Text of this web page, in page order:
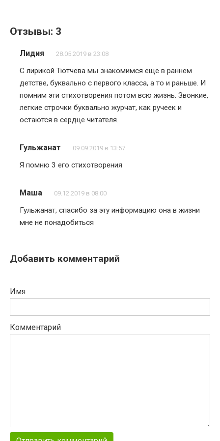
Отзывы: 3
Лидия 28.05.2019 в 23:08
С лирикой Тютчева мы знакомимся еще в раннем
детстве, буквально с первого класса, а то и раньше. И
помним эти стихотворения потом всю жизнь. Звонкие,
легкие строчки буквально журчат, как ручеек и
остаются в сердце читателя.
Гульжанат 09.09.2019 в 13:57
Я помню 3 его стихотворения
Маша 09.12.2019 в 08:00
Гульжанат, спасибо за эту информацию она в жизни
мне не понадобиться
Добавить комментарий
Имя
Комментарий